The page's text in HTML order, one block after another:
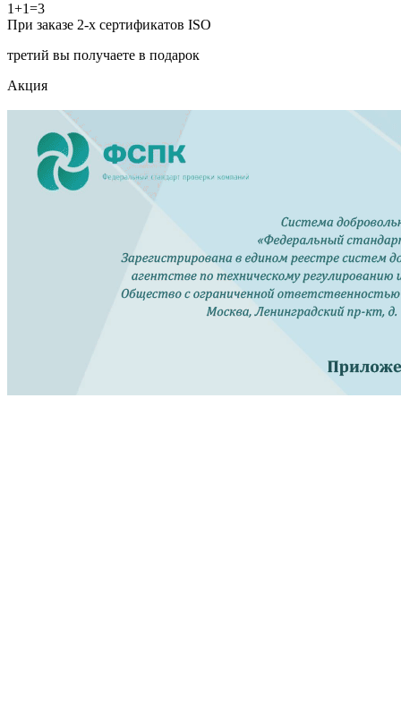
1+1=3
При заказе 2-х сертификатов ISO
третий вы получаете в подарок
Акция